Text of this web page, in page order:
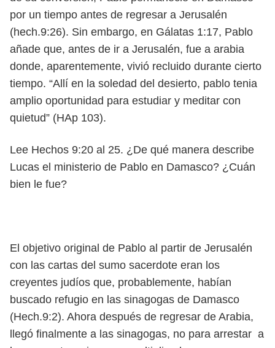
por un tiempo antes de regresar a Jerusalén
(hech.9:26). Sin embargo, en Gálatas 1:17, Pablo
añade que, antes de ir a Jerusalén, fue a arabia
donde, aparentemente, vivió recluido durante cierto
tiempo. “Allí en la soledad del desierto, pablo tenia
amplio oportunidad para estudiar y meditar con
quietud” (HAp 103).
Lee Hechos 9:20 al 25. ¿De qué manera describe
Lucas el ministerio de Pablo en Damasco? ¿Cuán
bien le fue?
El objetivo original de Pablo al partir de Jerusalén
con las cartas del sumo sacerdote eran los
creyentes judíos que, probablemente, habían
buscado refugio en las sinagogas de Damasco
(Hech.9:2). Ahora después de regresar de Arabia,
llegó finalmente a las sinagogas, no para arrestar a